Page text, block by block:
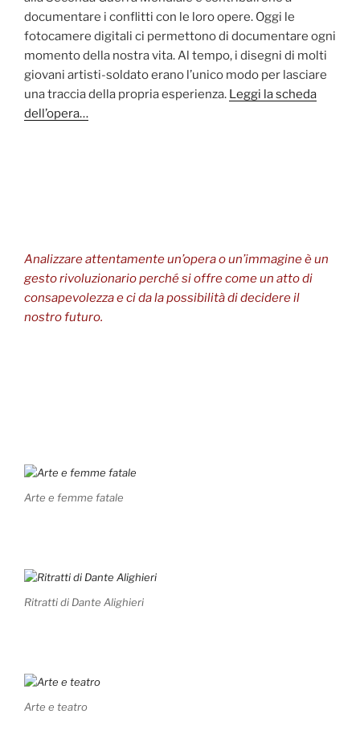
documentare i conflitti con le loro opere. Oggi le
fotocamere digitali ci permettono di documentare ogni
momento della nostra vita. Al tempo, i disegni di molti
giovani artisti-soldato erano l’unico modo per lasciare
una traccia della propria esperienza. Leggi la scheda
dell’opera…
Analizzare attentamente un’opera o un’immagine è un
gesto rivoluzionario perché si offre come un atto di
consapevolezza e ci da la possibilità di decidere il
nostro futuro.
Arte e femme fatale
Ritratti di Dante Alighieri
Arte e teatro